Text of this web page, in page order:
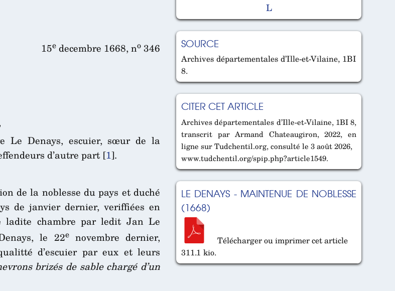
L
SOURCE
Archives départementales d’Ille-et-Vilaine, 1BI
8.
CITER CET ARTICLE
Archives départementales d’Ille-et-Vilaine, 1BI 8,
transcrit par Armand Chateaugiron, 2022, en
ligne sur Tudchentil.org, consulté le 3 août 2026,
www.tudchentil.org/spip.php?article1549.
LE DENAYS - MAINTENUE DE NOBLESSE
(1668)
Télécharger ou imprimer cet article
311.1 kio.
15e decembre 1668, no 346
Le Denays, escuier, sœur de la
d’autre part [1].
de la noblesse du pays et duché
de janvier dernier, veriffiées en
ladite chambre par ledit Jan Le
le 22enovembre dernier,
d’escuier par eux et leurs
brizés de sable chargé d’un